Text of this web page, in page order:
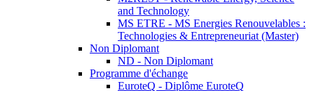
and Technology
MS ETRE - MS Energies Renouvelables :
Technologies & Entrepreneuriat (Master)
Non Diplomant
ND - Non Diplomant
Programme d'échange
EuroteQ - Diplôme EuroteQ